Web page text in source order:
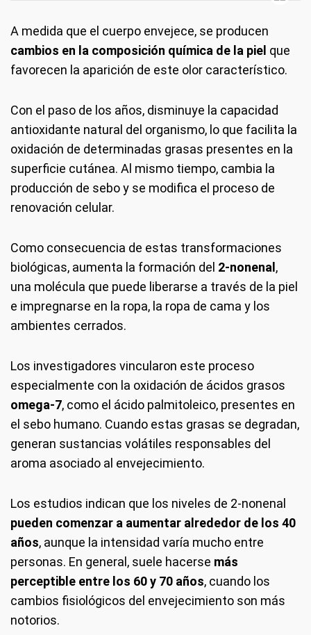
A medida que el cuerpo envejece, se producen
cambios en la composición química de la piel que
favorecen la aparición de este olor característico.
Con el paso de los años, disminuye la capacidad
antioxidante natural del organismo, lo que facilita la
oxidación de determinadas grasas presentes en la
superficie cutánea. Al mismo tiempo, cambia la
producción de sebo y se modifica el proceso de
renovación celular.
Como consecuencia de estas transformaciones
biológicas, aumenta la formación del 2-nonenal ,
una molécula que puede liberarse a través de la piel
e impregnarse en la ropa, la ropa de cama y los
ambientes cerrados.
Los investigadores vincularon este proceso
especialmente con la oxidación de ácidos grasos
omega-7, como el ácido palmitoleico, presentes en
el sebo humano. Cuando estas grasas se degradan,
generan sustancias volátiles responsables del
aroma asociado al envejecimiento.
Los estudios indican que los niveles de 2-nonenal
pueden comenzar a aumentar alrededor de los 40
años, aunque la intensidad varía mucho entre
personas. En general, suele hacerse más
perceptible entre los 60 y 70 años, cuando los
cambios fisiológicos del envejecimiento son más
notorios.